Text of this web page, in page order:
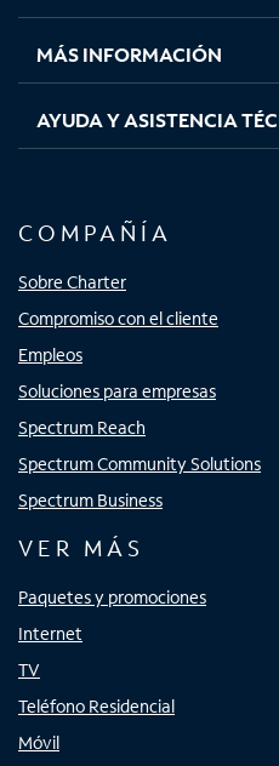
nuevanuevanuevanueva
MÁS INFORMACIÓN
AYUDA Y ASISTENCIA
COMPAÑÍA
Sobre Charter
Compromiso con el cliente
Empleos
Soluciones para empresas
Spectrum Reach
Spectrum Community Solutions
Spectrum Business
VER MÁS
Paquetes y promociones
Internet
TV
Teléfono Residencial
Móvil